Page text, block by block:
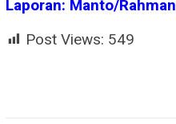
Laporan: Manto/Rahman
Post Views: 549